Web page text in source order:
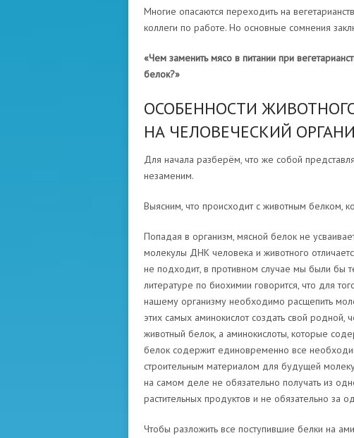
Многие опасаются переходить на
коллеги по работе. Но основные сомнения
«Чем заменить мясо в питании при
белок?»
ОСОБЕННОСТИ
НА ЧЕЛОВЕЧЕСКИЙ
Для начала разберём, что же собой
незаменим.
Выясним, что происходит с животным белком,
Попадая в организм, мясной белок не
молекулы ДНК человека и животного
не подходит, в противном случае мы были бы
литературе по биохимии говорится, что для
нашему организму необходимо расщепить
этих самых аминокислот создать свой родной,
животный белок, а аминокислоты, которые
белок содержит единовременно все
строительным материалом для будущей
на самом деле не обязательно получать из
растительных продуктов и не обязательно за
Чтобы разложить все поступившие белки на